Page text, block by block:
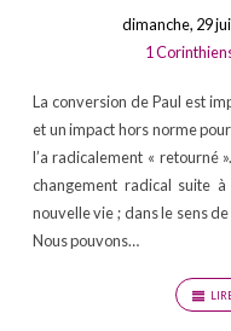
dimanche, 29
1
La conversion de Paul est
et un impact hors norme
l’a radicalement « retourné
changement radical suite
nouvelle vie ; dans le sens
Nous pouvons…